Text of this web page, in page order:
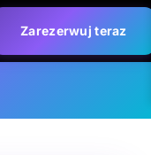
Zarezerwuj teraz